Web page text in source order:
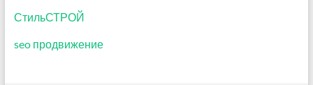
СтильСТРОЙ
seo продвижение